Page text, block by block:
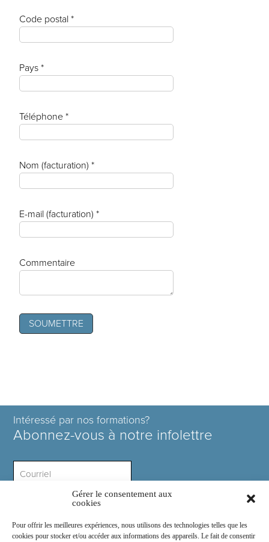
Gérer le consentement aux
cookies
Pour offrir les meilleures expériences, nous utilisons des technologies telles que les
cookies pour stocker et/ou accéder aux informations des appareils. Le fait de consentir
Code postal *
Pays *
Téléphone *
Nom (facturation) *
E-mail (facturation) *
Commentaire
Intéressé par nos formations?
Abonnez-vous à notre infolettre